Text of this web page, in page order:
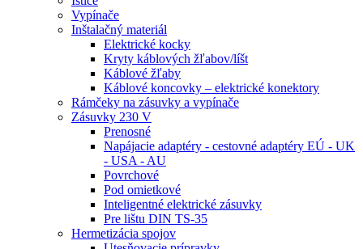
Vypínače
Inštalačný materiál
Elektrické kocky
Kryty káblových žľabov/líšt
Káblové žľaby
Káblové koncovky – elektrické konektory
Rámčeky na zásuvky a vypínače
Zásuvky 230 V
Prenosné
Napájacie adaptéry - cestovné adaptéry EÚ - UK
- USA - AU
Povrchové
Pod omietkové
Inteligentné elektrické zásuvky
Pre lištu DIN TS-35
Hermetizácia spojov